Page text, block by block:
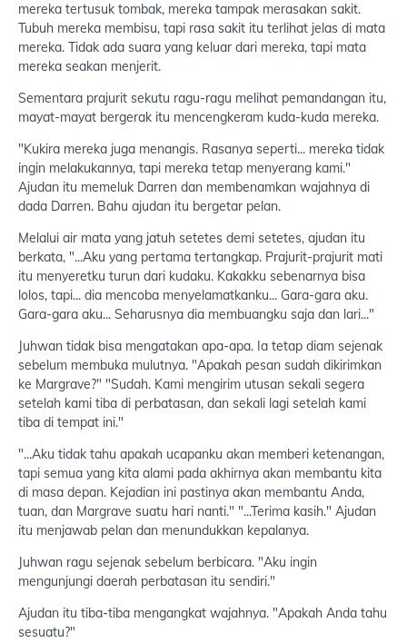
mereka tertusuk tombak, mereka tampak merasakan sakit.
Tubuh mereka membisu, tapi rasa sakit itu terlihat jelas di mata
mereka. Tidak ada suara yang keluar dari mereka, tapi mata
mereka seakan menjerit.
Sementara prajurit sekutu ragu-ragu melihat pemandangan itu,
mayat-mayat bergerak itu mencengkeram kuda-kuda mereka.
"Kukira mereka juga menangis. Rasanya seperti... mereka tidak
ingin melakukannya, tapi mereka tetap menyerang kami."
Ajudan itu memeluk Darren dan membenamkan wajahnya di
dada Darren. Bahu ajudan itu bergetar pelan.
Melalui air mata yang jatuh setetes demi setetes, ajudan itu
berkata, "...Aku yang pertama tertangkap. Prajurit-prajurit mati
itu menyeretku turun dari kudaku. Kakakku sebenarnya bisa
lolos, tapi... dia mencoba menyelamatkanku... Gara-gara aku.
Gara-gara aku... Seharusnya dia membuangku saja dan lari..."
Juhwan tidak bisa mengatakan apa-apa. Ia tetap diam sejenak
sebelum membuka mulutnya. "Apakah pesan sudah dikirimkan
ke Margrave?" "Sudah. Kami mengirim utusan sekali segera
setelah kami tiba di perbatasan, dan sekali lagi setelah kami
tiba di tempat ini."
"...Aku tidak tahu apakah ucapanku akan memberi ketenangan,
tapi semua yang kita alami pada akhirnya akan membantu kita
di masa depan. Kejadian ini pastinya akan membantu Anda,
tuan, dan Margrave suatu hari nanti." "...Terima kasih." Ajudan
itu menjawab pelan dan menundukkan kepalanya.
Juhwan ragu sejenak sebelum berbicara. "Aku ingin
mengunjungi daerah perbatasan itu sendiri."
Ajudan itu tiba-tiba mengangkat wajahnya. "Apakah Anda tahu
sesuatu?"